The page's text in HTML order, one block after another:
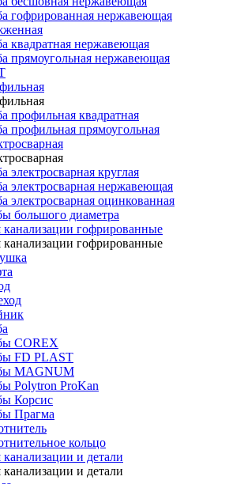
гофрированная нержавеющая
квадратная нержавеющая
прямоугольная нержавеющая
профильная квадратная
профильная прямоугольная
электросварная круглая
электросварная нержавеющая
электросварная оцинкованная
большого диаметра
гофрированные
гофрированные
COREX
FD PLAST
MAGNUM
Polytron ProKan
Корсис
Прагма
кольцо
и детали
и детали